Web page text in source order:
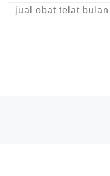
jual obat telat bulan